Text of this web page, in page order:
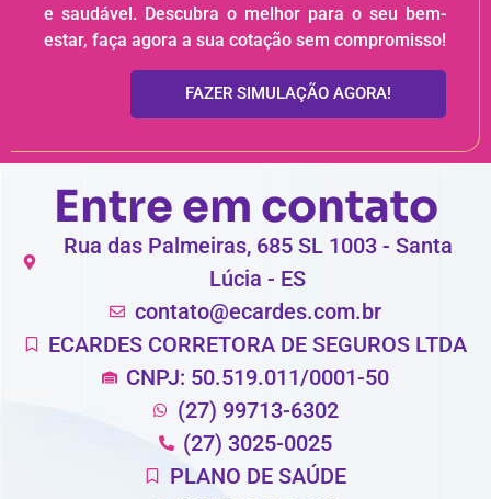
e saudável. Descubra o melhor para o seu bem-
estar, faça agora a sua cotação sem compromisso!
FAZER SIMULAÇÃO AGORA!
Entre em contato
Rua das Palmeiras, 685 SL 1003 - Santa
Lúcia - ES
contato@ecardes.com.br
ECARDES CORRETORA DE SEGUROS LTDA
CNPJ: 50.519.011/0001-50
(27) 99713-6302
(27) 3025-0025
PLANO DE SAÚDE